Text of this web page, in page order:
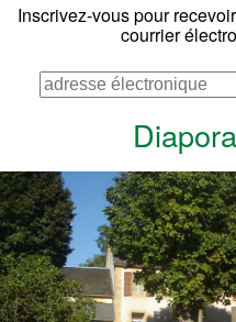
Inscrivez-vous pour
courrier